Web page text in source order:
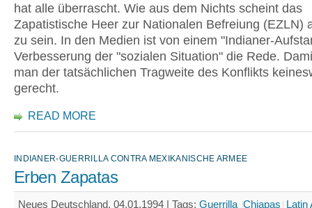
hat alle überrascht. Wie aus dem Nichts scheint das
Zapatistische Heer zur Nationalen Befreiung (EZLN)
zu sein. In den Medien ist von einem "Indianer-
Verbesserung der "sozialen Situation" die Rede.
man der tatsächlichen Tragweite des Konflikts
gerecht.
READ MORE
INDIANER-GUERRILLA CONTRA MEXIKANISCHE ARMEE
Erben Zapatas
Neues Deutschland, 04.01.1994 | Tags: Guerrilla Chiapas Latin